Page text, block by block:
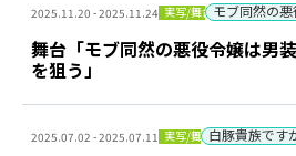
2025.11.20 - 2025.11.24 実写/舞台
舞台「モブ同然の悪役令嬢は男
を狙う」
2025.07.02 - 2025.07.11 実写/舞台